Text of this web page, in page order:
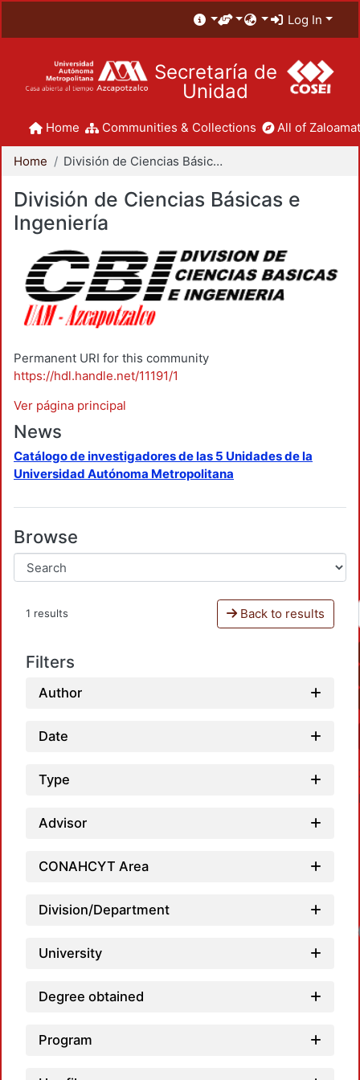
Log In
Secretaría de
Unidad
Home Communities & Collections All of
Home División de Ciencias Básicas e Ingeniería
División de Ciencias Básicas e
Ingeniería
Permanent URI for this community
https://hdl.handle.net/11191/1
Ver página principal
News
Catálogo de investigadores de las 5 Unidades de la
Universidad Autónoma Metropolitana
Browse
1 results Back to results
Filters
Author
Date
Type
Advisor
CONAHCYT Area
Division/Department
University
Degree obtained
Program